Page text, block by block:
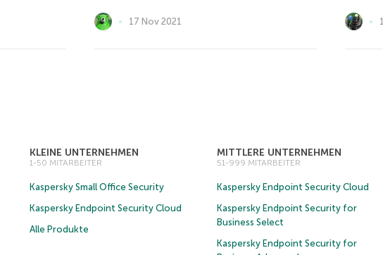
17 Nov 2021
KLEINE UNTERNEHMEN
1-50 MITARBEITER
Kaspersky Small Office Security
Kaspersky Endpoint Security Cloud
Alle Produkte
MITTLERE UNTERNEHMEN
51-999 MITARBEITER
Kaspersky Endpoint Security Cloud
Kaspersky Endpoint Security for
Business Select
Kaspersky Endpoint Security for